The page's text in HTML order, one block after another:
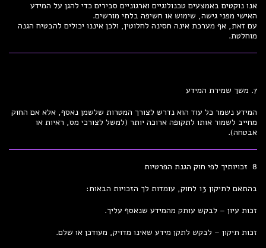
אנו נוקטים באמצעים טכנולוגיים וארגוניים סבירים כדי להגן על המידע
האישי מפני גישה, שימוש או חשיפה בלתי מורשים.
עם זאת, אף מערכת אינה חסינה לחלוטין, ולכן איננו יכולים להבטיח הגנה
מוחלטת.
7. משך שמירת המידע
המידע נשמר כל עוד הוא נדרש לצורך המטרות שלשמן נאסף, אלא אם החוק
מחייב לשמור אותו לתקופה ארוכה יותר (למשל לצורכי מס, ראיות או
אבטחה).
8 זכויותיך לפי חוק הגנת הפרטיות
בהתאם לתיקון 13 לחוק, עומדות לך הזכויות הבאות:
זכות עיון – לבקש עותק מהמידע שנאסף עליך.
זכות תיקון – לבקש לתקן מידע שאינו מדויק, מעודכן או שלם.